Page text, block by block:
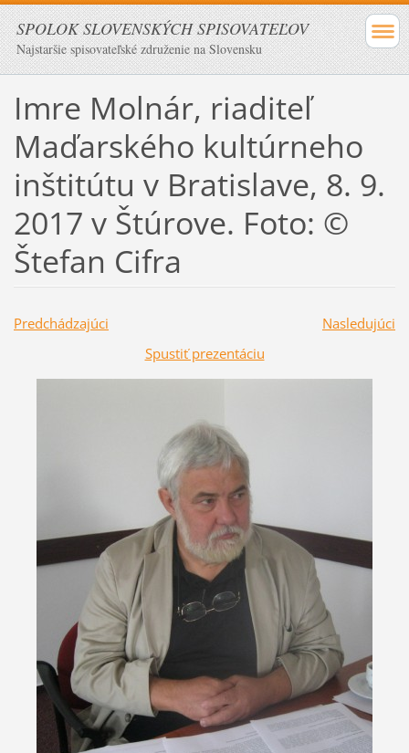
SPOLOK SLOVENSKÝCH SPISOVATEĽOV
Najstaršie spisovateľské združenie na Slovensku
Imre Molnár, riaditeľ
Maďarského kultúrneho
inštitútu v Bratislave, 8. 9.
2017 v Štúrove. Foto: ©
Štefan Cifra
Predchádzajúci
Nasledujúci
Spustiť prezentáciu